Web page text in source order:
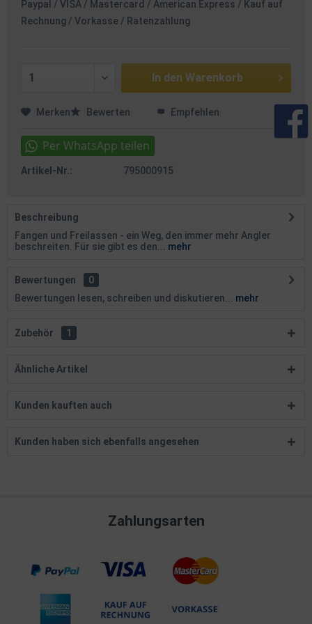
Paypal / VISA / Mastercard / American Express / Kauf auf
Rechnung / Vorkasse / Ratenzahlung
In den Warenkorb
Merken Bewerten Empfehlen
Artikel-Nr.: 795000915
Beschreibung
Fangen und Freilassen - ein Weg, den immer mehr Angler
beschreiten. Für sie gibt es den...
mehr
Bewertungen
0
Bewertungen lesen, schreiben und diskutieren...
mehr
Zubehör 1
Ähnliche Artikel
Kunden kauften auch
Kunden haben sich ebenfalls angesehen
Zahlungsarten